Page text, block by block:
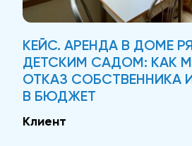
КЕЙС. АРЕНДА В ДОМЕ
ДЕТСКИМ САДОМ: КАК
ОТКАЗ СОБСТВЕННИКА
В БЮДЖЕТ
Клиент